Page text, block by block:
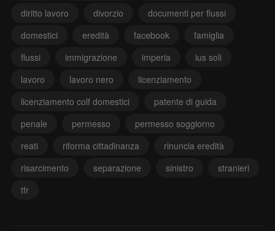
diritto lavoro
divorzio
documenti per flussi
domestici
eredità facebook
famiglia
flussi
immigrazione imperia
ius soli
lavoro
lavoro nero
licenziamento
licenziamento colf domestici
patente di guida
penale
permesso
permesso soggiorno
reati
riforma cittadinanza
rinuncia eredità
risarcimento
separazione sinistro
stranieri
tfr